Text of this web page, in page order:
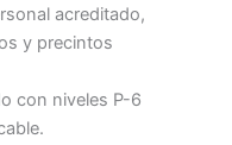
acreditado,
y precintos
con niveles P-6